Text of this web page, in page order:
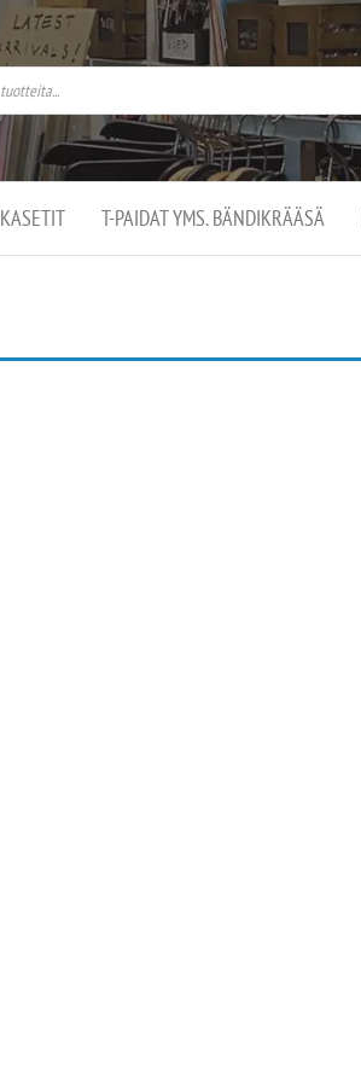
KASETIT T-PAIDAT YMS. BÄNDIKRÄÄSÄ